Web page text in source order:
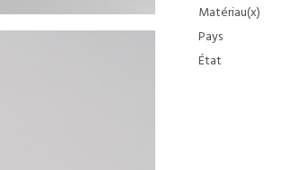
Matériau(x)
Pays
État